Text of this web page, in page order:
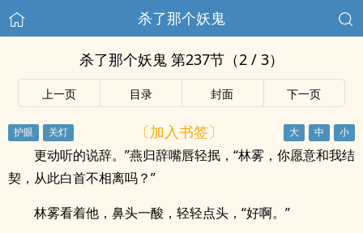
杀了那个妖鬼
杀了那个妖鬼 第237节（2 / 3）
上一页 目录 封面 下一页
〔加入书签〕
更动听的说辞。”燕归辞嘴唇轻抿，“林雾，你愿意和我结
契，从此白首不相离吗？”
林雾看着他，鼻头一酸，轻轻点头，“好啊。”